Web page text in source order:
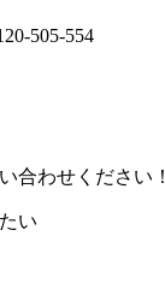
505-554
合わせください！
い